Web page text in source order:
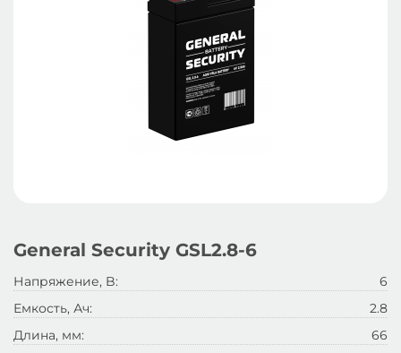
General Security GSL2.8-6
Напряжение, B:
6
Емкость, Ач:
2.8
Длина, мм:
66